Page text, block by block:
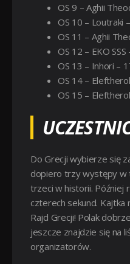
OS 9 – Aghii
OS 10 – Loutraki
OS 11 – Aghii
OS 12 – EKO
OS 13 – Inhori –
OS 14 –
OS 15 –
Do Grecji wybierze się
dopiero trzy występy w
trzeci w historii. Później
czterech sekund. Kajtka
Rajd Grecji! Polak
jeszcze znajdzie się na
organizatorów.